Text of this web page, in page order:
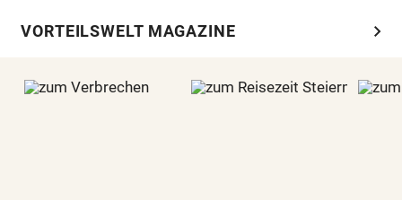
VORTEILSWELT MAGAZINE chevron_right